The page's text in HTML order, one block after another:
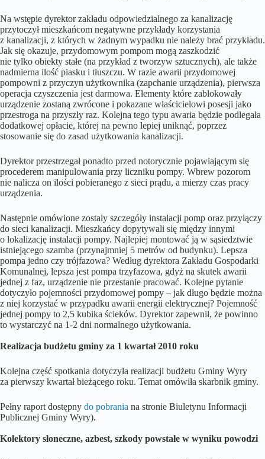
Na wstępie dyrektor zakładu odpowiedzialnego za kanalizację
przytoczył mieszkańcom negatywne przykłady korzystania
z kanalizacji, z których w żadnym wypadku nie należy brać przykładu.
Jak się okazuje, przydomowym pompom mogą zaszkodzić
nie tylko obiekty stałe (na przykład z tworzyw sztucznych), ale także
nadmierna ilość piasku i tłuszczu. W razie awarii przydomowej
pompowni z przyczyn użytkownika (zapchanie urządzenia), pierwsza
operacja czyszczenia jest darmowa. Elementy które zablokowały
urządzenie zostaną zwrócone i pokazane właścicielowi posesji jako
przestroga na przyszły raz. Kolejna tego typu awaria będzie podlegała
dodatkowej opłacie, której na pewno lepiej uniknąć, poprzez
stosowanie się do zasad użytkowania kanalizacji.
Dyrektor przestrzegał ponadto przed notorycznie pojawiającym się
procederem manipulowania przy liczniku pompy. Wbrew pozorom
nie nalicza on ilości pobieranego z sieci prądu, a mierzy czas pracy
urządzenia.
Następnie omówione zostały szczegóły instalacji pomp oraz przyłączy
do sieci kanalizacji. Mieszkańcy dopytywali się między innymi
o lokalizację instalacji pompy. Najlepiej montować ją w sąsiedztwie
istniejącego szamba (przynajmniej 5 metrów od budynku). Lepsza
pompa jedno czy trójfazowa? Według dyrektora Zakładu Gospodarki
Komunalnej, lepsza jest pompa trzyfazowa, gdyż na skutek awarii
jednej z faz, urządzenie nie przestanie pracować. Kolejne pytanie
dotyczyło pojemności przydomowej pompy – jak długo będzie można
z niej korzystać w przypadku awarii energii elektrycznej? Pojemność
jednej pompy to 2,5 kubika ścieków. Dyrektor zapewnił, że powinno
to wystarczyć na 1-2 dni normalnego użytkowania.
Realizacja budżetu gminy za 1 kwartał 2010 roku
Kolejna część spotkania dotyczyła realizacji budżetu Gminy Wyry
za pierwszy kwartał bieżącego roku. Temat omówiła skarbnik gminy.
Pełny raport dostępny do pobrania na stronie Biuletynu Informacji
Publicznej Gminy Wyry).
Kolektory słoneczne, azbest, szkody powstałe w wyniku powodzi